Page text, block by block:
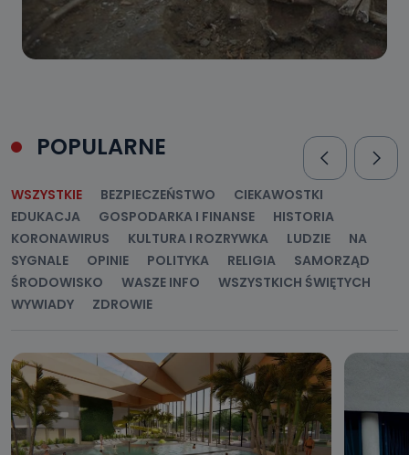
POPULARNE
WSZYSTKIE BEZPIECZEŃSTWO
CIEKAWOSTKI
EDUKACJA
GOSPODARKA I FINANSE
HISTORIA
KORONAWIRUS
KULTURA I ROZRYWKA LUDZIE
NA
SYGNALE
OPINIE POLITYKA RELIGIA
SAMORZĄD
ŚRODOWISKO
WASZE INFO
WSZYSTKICH ŚWIĘTYCH
WYWIADY
ZDROWIE